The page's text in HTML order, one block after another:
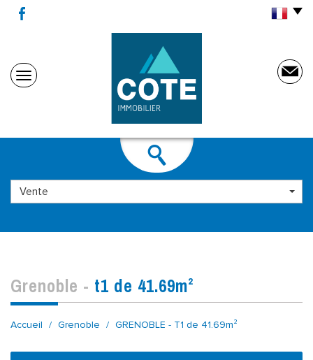
Vente
grenoble - t1 de 41.69m²
Accueil Grenoble GRENOBLE - T1 de 41.69m²